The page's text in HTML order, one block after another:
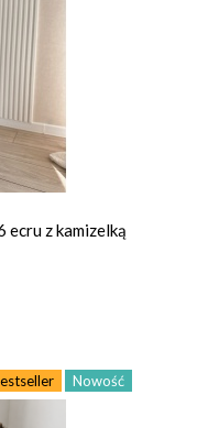
z kamizelką
Nowość